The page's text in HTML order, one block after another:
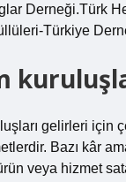
Derneği.Türk
Türkiye
gelirleri için
Bazı kâr
veya hizmet